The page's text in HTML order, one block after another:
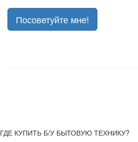
Посоветуйте мне!
ГДЕ КУПИТЬ Б/У БЫТОВУЮ ТЕХНИКУ?